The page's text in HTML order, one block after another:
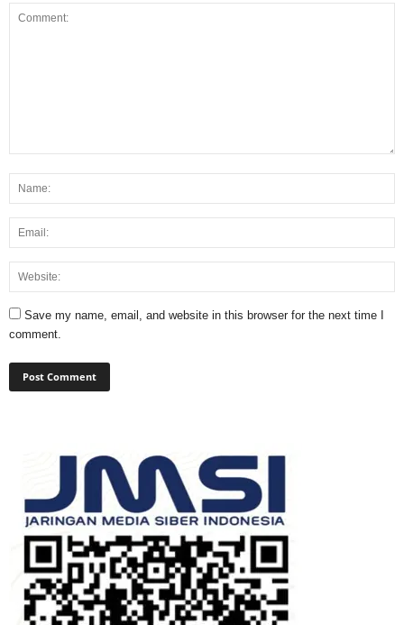
Save my name, email, and website in this browser for the next time I
comment.